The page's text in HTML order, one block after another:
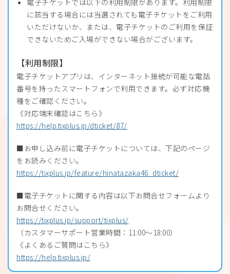
電子チケットでは以下の利用制限があります。利用制限
に該当する場合には当選されても電子チケットをご利用
いただけないか、または、電子チケットのご利用を保証
できないためご入場ができない場合がございます。
【利用制限】
電子チケットアプリは、インターネット接続が可能な電話
番号を持ったスマートフォンで利用できます。必ず対応機
種をご確認ください。
《対応端末確認はこちら》
https://help.tixplus.jp/dticket/87/
■お申し込み前に電子チケットについては、下記のページ
をお読みください。
https://tixplus.jp/feature/hinatazaka46_dticket/
■電子チケットに関する内容は以下お問合せフォームより
お問合せください。
https://tixplus.jp/support/tixplus/
（カスタマーサポート営業時間：11:00〜18:00）
《よくあるご質問はこちら》
https://help.tixplus.jp/